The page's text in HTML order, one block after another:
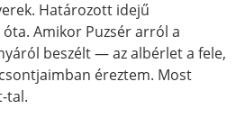
Határozott idejű
Amikor Puzsér arról a
beszélt — az albérlet a fele,
éreztem. Most
tal.